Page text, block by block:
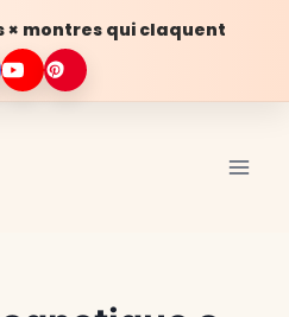
× montres qui claquent